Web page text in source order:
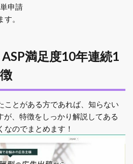
申請
。
満足度10年連続1
ことがある方であれば、知らない
が、特徴をしっかり解説してある
なのでまとめます！